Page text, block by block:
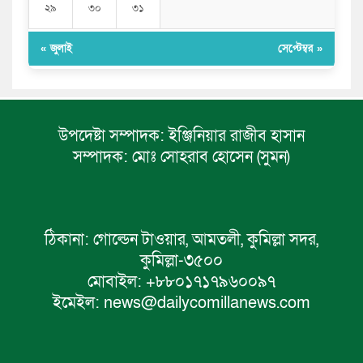
২৯ ৩০ ৩১
« জুলাই সেপ্টেম্বর »
উপদেষ্টা সম্পাদক:ইঞ্জিনিয়ার রাজীব হাসান
সম্পাদক: মোঃ সোহরাব হোসেন (সুমন)
ঠিকানা: গোল্ডেন টাওয়ার, আমতলী, কুমিল্লা সদর,
কুমিল্লা-৩৫০০
মোবাইল: +৮৮০১৭১৭৯৬০০৯৭
ইমেইল: news@dailycomillanews.com